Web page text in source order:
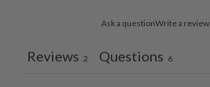
Ask a questionWrite a review
Reviews 2 Questions 6